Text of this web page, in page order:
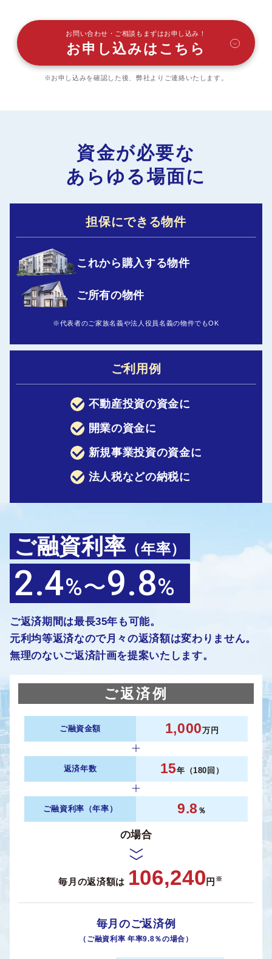
お問い合わせ・ご相談もまずはお申し込み！
お申し込みはこちら
※お申し込みを確認した後、弊社よりご連絡いたします。
資金が必要な
あらゆる場面に
担保にできる物件
これから購入する物件
ご所有の物件
※代表者のご家族名義や法人役員名義の物件でもOK
ご利用例
不動産投資の資金に
開業の資金に
新規事業投資の資金に
法人税などの納税に
ご融資利率 （年率）
2.4%〜9.8%
ご返済期間は最長35年も可能。
元利均等返済なので月々の返済額は変わりません。
無理のないご返済計画を提案いたします。
ご返済例
ご融資金額 1,000万円
返済年数 15年（180回）
ご融資利率（年率） 9.8 ％
の場合
毎月の返済額は 106,240 円 ※
毎月のご返済例
（ご融資利率 年率9.8％の場合）